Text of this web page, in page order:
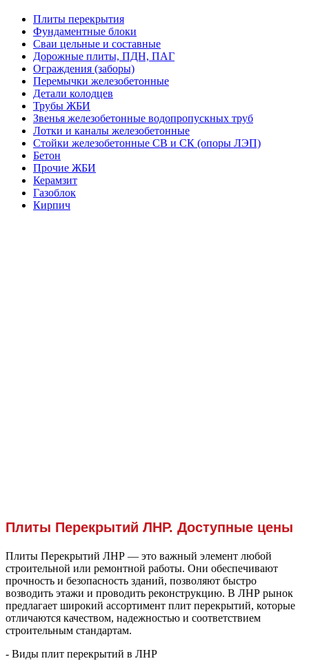
Плиты перекрытия
Фундаментные блоки
Сваи цельные и составные
Дорожные плиты, ПДН, ПАГ
Ограждения (заборы)
Перемычки железобетонные
Детали колодцев
Трубы ЖБИ
Звенья железобетонные водопропускных труб
Лотки и каналы железобетонные
Стойки железобетонные СВ и СК (опоры ЛЭП)
Бетон
Прочие ЖБИ
Керамзит
Газоблок
Кирпич
Плиты Перекрытий ЛНР. Доступные цены
Плиты Перекрытий ЛНР — это важный элемент любой
строительной или ремонтной работы. Они обеспечивают
прочность и безопасность зданий, позволяют быстро
возводить этажи и проводить реконструкцию. В ЛНР рынок
предлагает широкий ассортимент плит перекрытий, которые
отличаются качеством, надежностью и соответствием
строительным стандартам.
- Виды плит перекрытий в ЛНР